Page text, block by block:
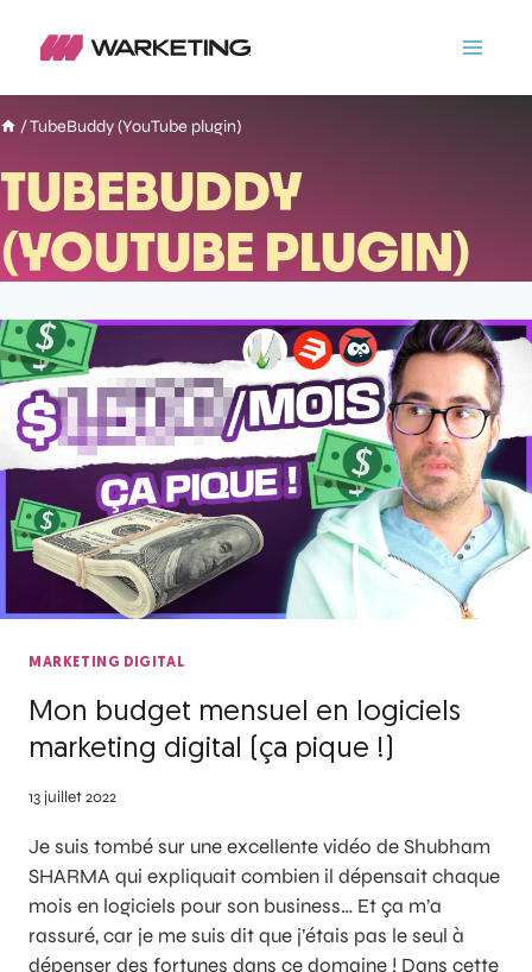
/TubeBuddy (YouTube plugin)
TUBEBUDDY
(YOUTUBE PLUGIN)
MARKETING DIGITAL
Mon budget mensuel en logiciels
marketing digital (ça pique !)
13 juillet 2022
Je suis tombé sur une excellente vidéo de Shubham
SHARMA qui expliquait combien il dépensait chaque
mois en logiciels pour son business… Et ça m’a
rassuré, car je me suis dit que j’étais pas le seul à
dépenser des fortunes dans ce domaine ! Dans cette